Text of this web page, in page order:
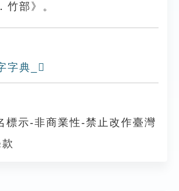
．竹部》。
字典_𥷯
標示-非商業性-禁止改作臺灣